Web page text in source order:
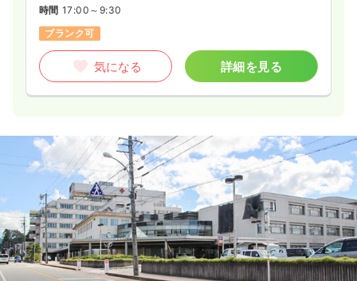
時間 17:00～9:30
ブランク可
気になる 詳細を見る